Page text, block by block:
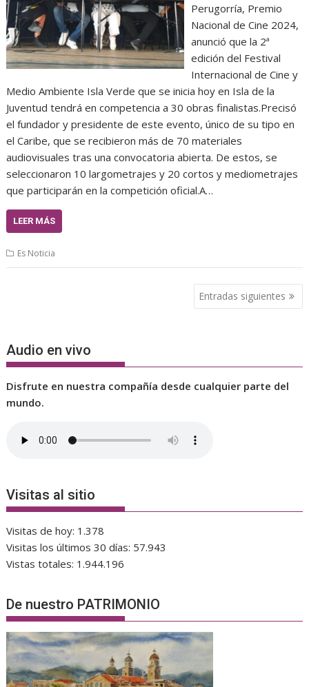
Perugorría, Premio
Nacional de Cine 2024,
anunció que la 2ª
edición del Festival
Internacional de Cine y
Medio Ambiente Isla Verde que se inicia hoy en Isla de la
Juventud tendrá en competencia a 30 obras finalistas.Precisó
el fundador y presidente de este evento, único de su tipo en
el Caribe, que se recibieron más de 70 materiales
audiovisuales tras una convocatoria abierta. De estos, se
seleccionaron 10 largometrajes y 20 cortos y mediometrajes
que participarán en la competición oficial.A…
LEER MÁS
Es Noticia
Entradas siguientes
Audio en vivo
Disfrute en nuestra compañía desde cualquier parte del
mundo.
Visitas al sitio
Visitas de hoy: 1.378
Visitas los últimos 30 días: 57.943
Vistas totales: 1.944.196
De nuestro PATRIMONIO